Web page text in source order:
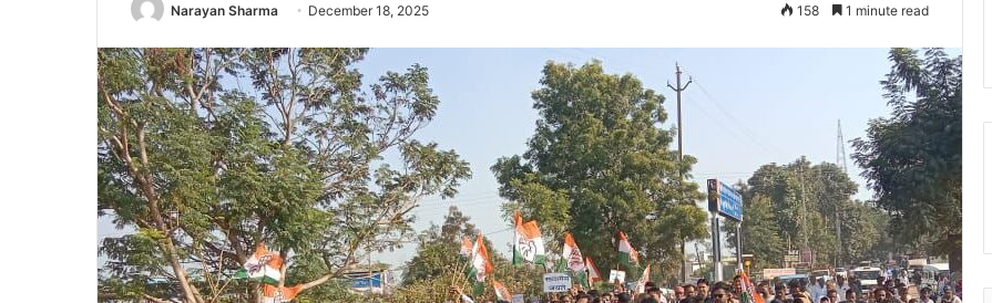
Narayan Sharma December 18, 2025 158 1 minute read